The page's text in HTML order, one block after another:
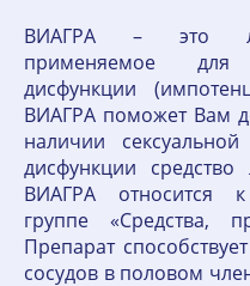
ВИАГРА – это
применяемое для
дисфункции
ВИАГРА поможет Вам
наличии
дисфункции
ВИАГРА относится к
группе «Средства,
Препарат
сосудов в половом